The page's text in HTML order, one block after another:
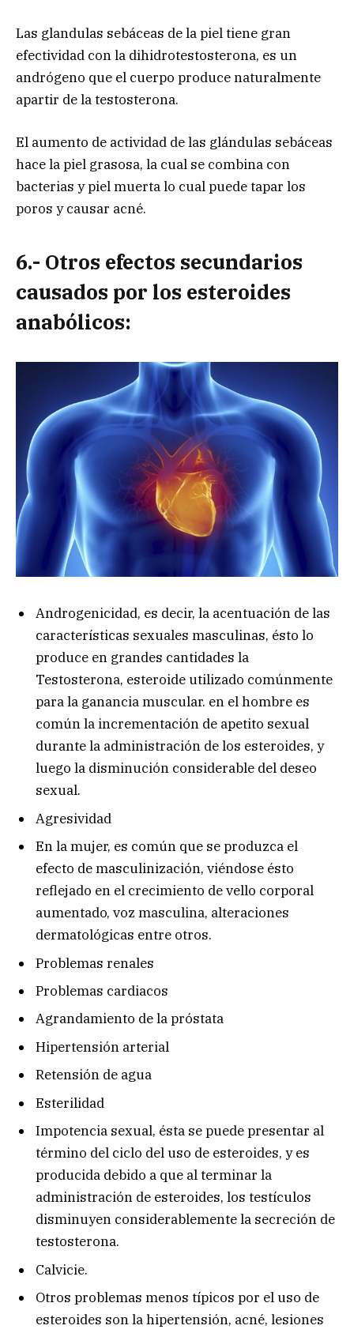
Las glandulas sebáceas de la piel tiene gran
efectividad con la dihidrotestosterona, es un
andrógeno que el cuerpo produce naturalmente
apartir de la testosterona.
El aumento de actividad de las glándulas sebáceas
hace la piel grasosa, la cual se combina con
bacterias y piel muerta lo cual puede tapar los
poros y causar acné.
6.- Otros efectos secundarios
causados por los esteroides
anabólicos:
Androgenicidad, es decir, la acentuación de las
características sexuales masculinas, ésto lo
produce en grandes cantidades la
Testosterona, esteroide utilizado comúnmente
para la ganancia muscular. en el hombre es
común la incrementación de apetito sexual
durante la administración de los esteroides, y
luego la disminución considerable del deseo
sexual.
Agresividad
En la mujer, es común que se produzca el
efecto de masculinización, viéndose ésto
reflejado en el crecimiento de vello corporal
aumentado, voz masculina, alteraciones
dermatológicas entre otros.
Problemas renales
Problemas cardiacos
Agrandamiento de la próstata
Hipertensión arterial
Retensión de agua
Esterilidad
Impotencia sexual, ésta se puede presentar al
término del ciclo del uso de esteroides, y es
producida debido a que al terminar la
administración de esteroides, los testículos
disminuyen considerablemente la secreción de
testosterona.
Calvicie.
Otros problemas menos típicos por el uso de
esteroides son la hipertensión, acné, lesiones